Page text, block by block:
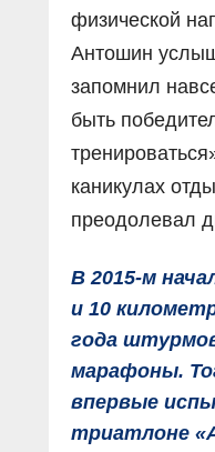
физической
Антошин
запомнил
быть
каникулах
преодолевал
В 2015-м
и 10
года
марафоны.
впервые
триатлоне